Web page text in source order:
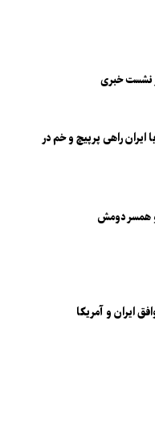
نشست خبری
ایران راهی پرپیچ و خم در
همسر دومش
ایران و آمریکا